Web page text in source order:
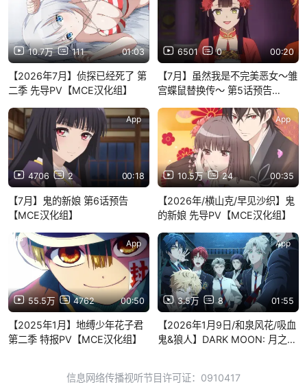
10.7万 111 01:03
【2026年7月】侦探已经死了 第
二季 先导PV【MCE汉化组】
6501 0 00:20
【7月】虽然我是不完美恶女～雏
宫蝶鼠替换传～ 第5话预告
4706 2 00:18
App
【7月】鬼的新娘 第6话预告
【MCE汉化组】
10.5万 24 00:35
App
【2026年/横山克/早见沙织】鬼
的新娘 先导PV【MCE汉化组】
55.5万 4762 00:50
App
【2025年1月】地缚少年花子君
第二季 特报PV【MCE汉化组】
3.5万 8 01:55
App
【2026年1月9日/和泉风花/吸血
鬼&狼人】DARK MOON: 月之神
信息网络传播视听节目许可证：0910417